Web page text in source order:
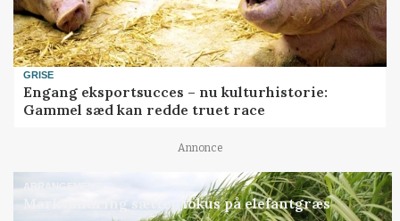
GRISE
Engang eksportsucces – nu kulturhistorie:
Gammel sæd kan redde truet race
Annonce
ARRANGEMENT
Markvandring sætter fokus på elefantgræs